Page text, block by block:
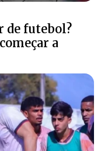
de futebol?
a